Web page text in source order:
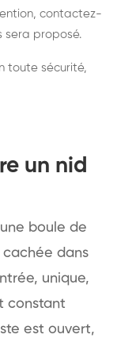
contactez-
sera proposé.
toute sécurité,
un nid
boule de
dans
unique,
constant
est ouvert,